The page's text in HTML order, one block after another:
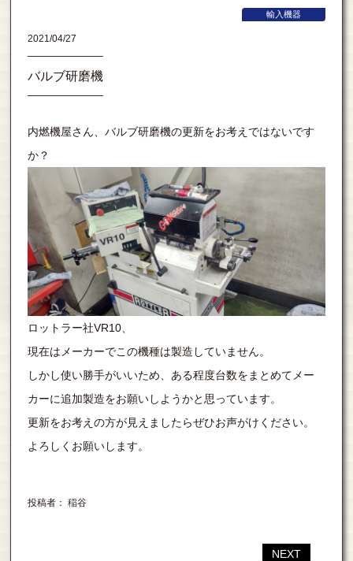
輸入機器
2021/04/27
バルブ研磨機
内燃機屋さん、バルブ研磨機の更新をお考えではないです
か？
ロットラー社VR10、
現在はメーカーでこの機種は製造していません。
しかし使い勝手がいいため、ある程度台数をまとめてメー
カーに追加製造をお願いしようかと思っています。
更新をお考えの方が見えましたらぜひお声がけください。
よろしくお願いします。
投稿者： 稲谷
NEXT